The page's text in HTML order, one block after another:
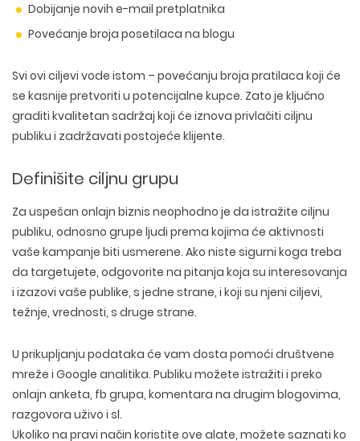
Dobijanje novih e-mail pretplatnika
Povećanje broja posetilaca na blogu
Svi ovi ciljevi vode istom – povećanju broja pratilaca koji će
se kasnije pretvoriti u potencijalne kupce. Zato je ključno
graditi kvalitetan sadržaj koji će iznova privlačiti ciljnu
publiku i zadržavati postojeće klijente.
Definišite ciljnu grupu
Za uspešan onlajn biznis neophodno je da istražite ciljnu
publiku, odnosno grupe ljudi prema kojima će aktivnosti
vaše kampanje biti usmerene. Ako niste sigurni koga treba
da targetujete, odgovorite na pitanja koja su interesovanja
i izazovi vaše publike, s jedne strane, i koji su njeni ciljevi,
težnje, vrednosti, s druge strane.
U prikupljanju podataka će vam dosta pomoći društvene
mreže i Google analitika. Publiku možete istražiti i preko
onlajn anketa, fb grupa, komentara na drugim blogovima,
razgovora uživo i sl.
Ukoliko na pravi način koristite ove alate, možete saznati ko